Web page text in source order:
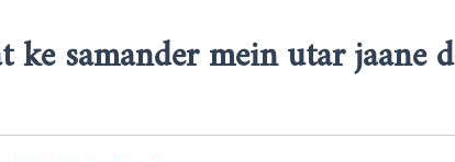
samander mein utar jaane